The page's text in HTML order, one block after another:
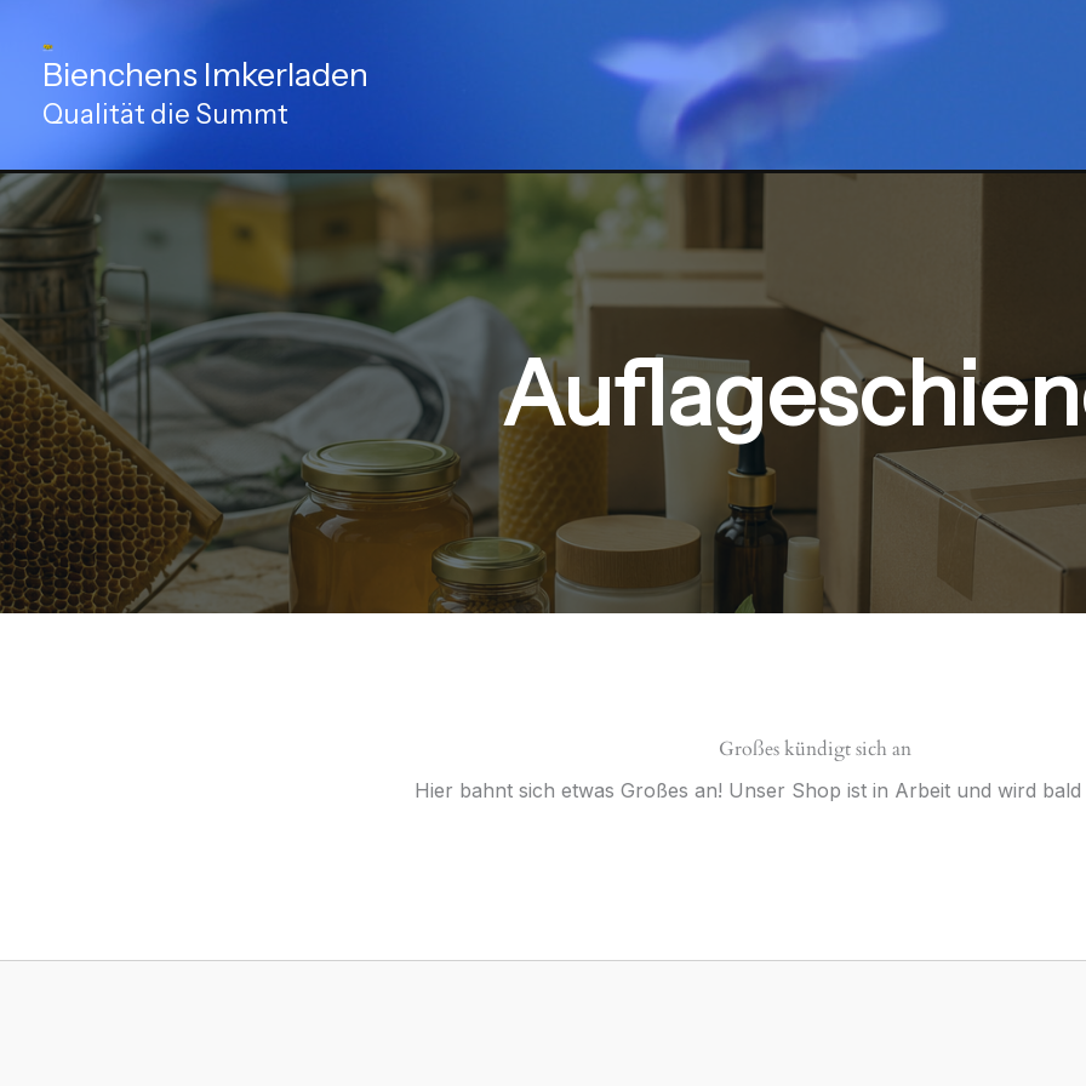
Inhalt
springenBienchens Imkerladen
Qualität die Summt
Großes kündigt sich an
Hier bahnt sich etwas Großes an! Unser Shop ist in Arbeit und wird